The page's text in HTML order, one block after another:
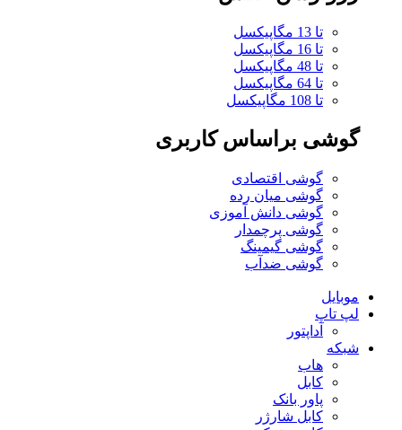
تا 13 مگاپیکسل
تا 16 مگاپیکسل
تا 48 مگاپیکسل
تا 64 مگاپیکسل
تا 108 مگاپیکسل
گوشی براساس کاربری
گوشی اقتصادی
گوشی میان رده
گوشی دانش آموزی
گوشی پرچمدار
گوشی گیمینگ
گوشی ضدآب
موبایل
لپ تاپ
آداپتور
شبکه
هاب
کابل
پاور بانک
کابل شارژر